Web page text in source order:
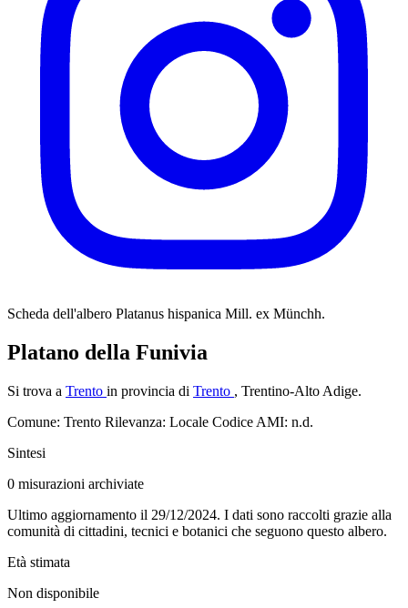
Scheda dell'albero Platanus hispanica Mill. ex Münchh.
Platano della Funivia
Si trova a Trento in provincia di Trento , Trentino-Alto Adige.
Comune: Trento Rilevanza: Locale Codice AMI: n.d.
Sintesi
0 misurazioni archiviate
Ultimo aggiornamento il 29/12/2024. I dati sono raccolti grazie alla
comunità di cittadini, tecnici e botanici che seguono questo albero.
Età stimata
Non disponibile